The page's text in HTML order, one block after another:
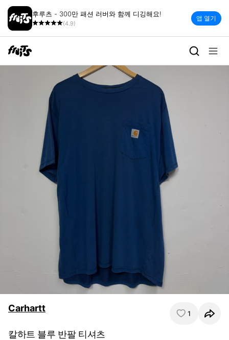
후루츠 - 300만 패션 러버와 함께 디깅해요!
(4.9)
앱 열기
Carhartt 1
칼하트 블루 반팔 티셔츠